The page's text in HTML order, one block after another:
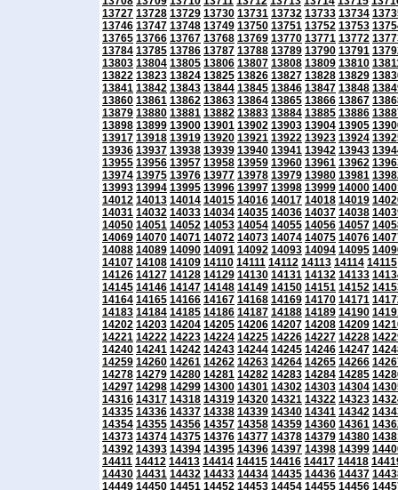
13727 13728 13729 13730 13731 13732 13733 13734
13746 13747 13748 13749 13750 13751 13752 13753
13765 13766 13767 13768 13769 13770 13771 13772
13784 13785 13786 13787 13788 13789 13790 13791
13803 13804 13805 13806 13807 13808 13809 13810
13822 13823 13824 13825 13826 13827 13828 13829
13841 13842 13843 13844 13845 13846 13847 13848
13860 13861 13862 13863 13864 13865 13866 13867
13879 13880 13881 13882 13883 13884 13885 13886
13898 13899 13900 13901 13902 13903 13904 13905
13917 13918 13919 13920 13921 13922 13923 13924
13936 13937 13938 13939 13940 13941 13942 13943
13955 13956 13957 13958 13959 13960 13961 13962
13974 13975 13976 13977 13978 13979 13980 13981
13993 13994 13995 13996 13997 13998 13999 14000
14012 14013 14014 14015 14016 14017 14018 14019
14031 14032 14033 14034 14035 14036 14037 14038
14050 14051 14052 14053 14054 14055 14056 14057
14069 14070 14071 14072 14073 14074 14075 14076
14088 14089 14090 14091 14092 14093 14094 14095
14107 14108 14109 14110 14111 14112 14113 14114 14115
14126 14127 14128 14129 14130 14131 14132 14133
14145 14146 14147 14148 14149 14150 14151 14152
14164 14165 14166 14167 14168 14169 14170 14171
14183 14184 14185 14186 14187 14188 14189 14190
14202 14203 14204 14205 14206 14207 14208 14209
14221 14222 14223 14224 14225 14226 14227 14228
14240 14241 14242 14243 14244 14245 14246 14247
14259 14260 14261 14262 14263 14264 14265 14266
14278 14279 14280 14281 14282 14283 14284 14285
14297 14298 14299 14300 14301 14302 14303 14304
14316 14317 14318 14319 14320 14321 14322 14323
14335 14336 14337 14338 14339 14340 14341 14342
14354 14355 14356 14357 14358 14359 14360 14361
14373 14374 14375 14376 14377 14378 14379 14380
14392 14393 14394 14395 14396 14397 14398 14399
14411 14412 14413 14414 14415 14416 14417 14418
14430 14431 14432 14433 14434 14435 14436 14437
14449 14450 14451 14452 14453 14454 14455 14456